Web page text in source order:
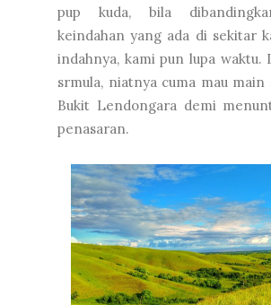
pup kuda, bila
keindahan yang ada di sekitar
indahnya, kami pun lupa waktu.
srmula, niatnya cuma mau
Bukit Lendongara demi
penasaran.